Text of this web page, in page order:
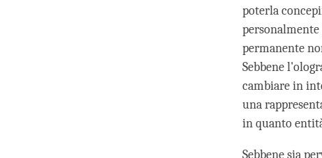
poterla
permanente
Sebbene
cambiare in
una
in quanto
Sebbene sia